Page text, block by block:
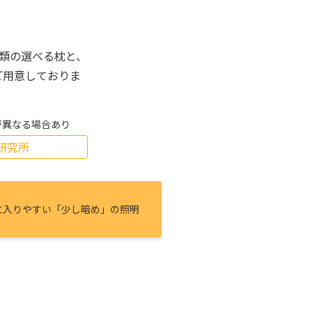
の選べる枕と、
意しておりま
なる場合あり
究所
りやすい「少し暗め」の照明